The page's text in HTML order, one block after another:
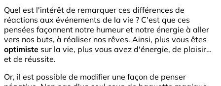
Quel est l'intérêt de remarquer ces différences de
réactions aux événements de la vie ? C'est que ces
pensées façonnent notre humeur et notre énergie à aller
vers nos buts, à réaliser nos rêves. Ainsi, plus vous êtes
optimiste sur la vie, plus vous avez d'énergie, de plaisir…
et de réussite.
Or, il est possible de modifier une façon de penser